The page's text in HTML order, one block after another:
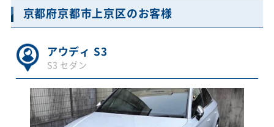
京都府京都市上京区のお客様
アウディ S3
S3 セダン